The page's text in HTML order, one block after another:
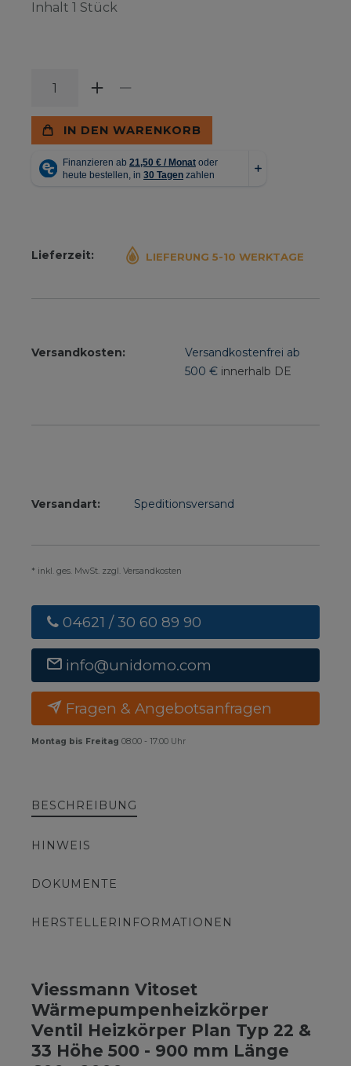
Inhalt 1 Stück
IN DEN WARENKORB
Lieferzeit: LIEFERUNG 5-10 WERKTAGE
Versandkosten:
Versandkostenfrei ab
500 € innerhalb DE
Versandart: Speditionsversand
* inkl. ges. MwSt. zzgl. Versandkosten
04621 / 30 60 89 90
info@unidomo.com
Fragen & Angebotsanfragen
Montag bis Freitag 08:00 - 17:00 Uhr
BESCHREIBUNG
HINWEIS
DOKUMENTE
HERSTELLERINFORMATIONEN
Viessmann Vitoset
Wärmepumpenheizkörper
Ventil Heizkörper Plan Typ 22 &
33 Höhe 500 - 900 mm Länge